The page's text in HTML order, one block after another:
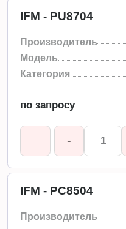
IFM - PU8704
Производитель
Модель
Категория
по запросу
-
IFM - PC8504
Производитель